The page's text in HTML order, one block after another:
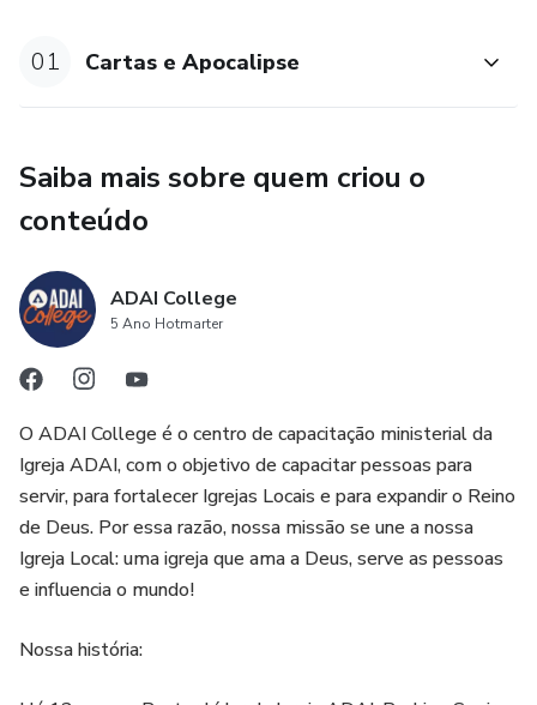
01 Cartas e Apocalipse
Saiba mais sobre quem criou o
conteúdo
ADAI College
5 Ano Hotmarter
O ADAI College é o centro de capacitação ministerial da
Igreja ADAI, com o objetivo de capacitar pessoas para
servir, para fortalecer Igrejas Locais e para expandir o Reino
de Deus. Por essa razão, nossa missão se une a nossa
Igreja Local: uma igreja que ama a Deus, serve as pessoas
e influencia o mundo!
Nossa história: